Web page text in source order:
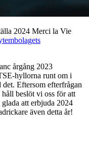
2024 Merci la Vie
årgång 2023
hyllorna runt om i
Eftersom efterfrågan
beslöt vi oss för att
att erbjuda 2024
även detta år!